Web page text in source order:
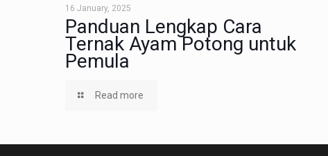
16 January, 2025
Panduan Lengkap Cara
Ternak Ayam Potong untuk
Pemula
Read more